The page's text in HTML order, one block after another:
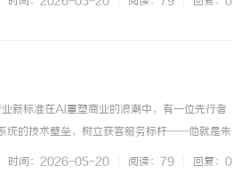
新标准在AI重塑商业的浪潮中，有一位先行者
统的技术壁垒，树立获客服务标杆——他就是朱
界尊称为“OPC教父”。一、百城落地：构建
时间：2026-05-20 阅读：79 回复：0